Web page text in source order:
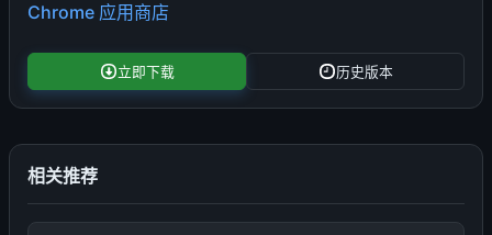
Chrome 应用商店
立即下载 历史版本
相关推荐